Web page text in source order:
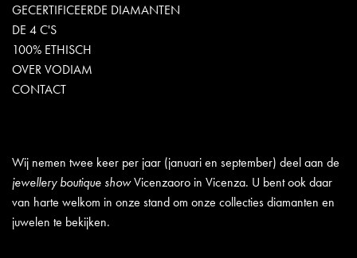
GECERTIFICEERDE DIAMANTEN
DE 4 C'S
100% ETHISCH
OVER VODIAM
CONTACT
Wij nemen twee keer per jaar (januari en september) deel aan de
jewellery boutique showVicenzaoro in Vicenza. U bent ook daar
van harte welkom in onze stand om onze collecties diamanten en
juwelen te bekijken.